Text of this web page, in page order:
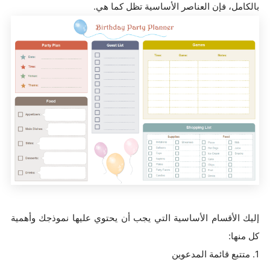
بالكامل، فإن العناصر الأساسية تظل كما هي.
إليك الأقسام الأساسية التي يجب أن يحتوي عليها نموذجك وأهمية
كل منها:
1. متتبع قائمة المدعوين